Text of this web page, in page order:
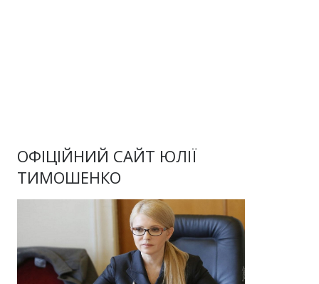
ОФІЦІЙНИЙ САЙТ ЮЛІЇ
ТИМОШЕНКО